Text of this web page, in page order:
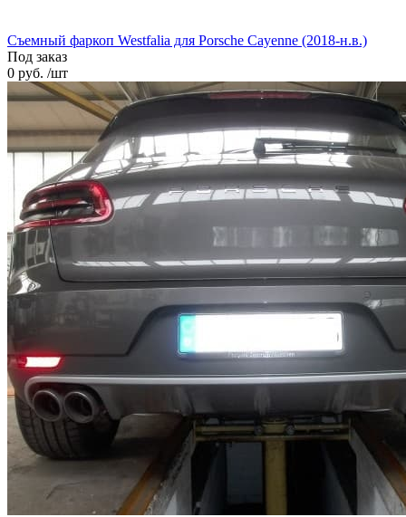
Съемный фаркоп Westfalia для Porsche Cayenne (2018-н.в.)
Под заказ
0 руб. /шт